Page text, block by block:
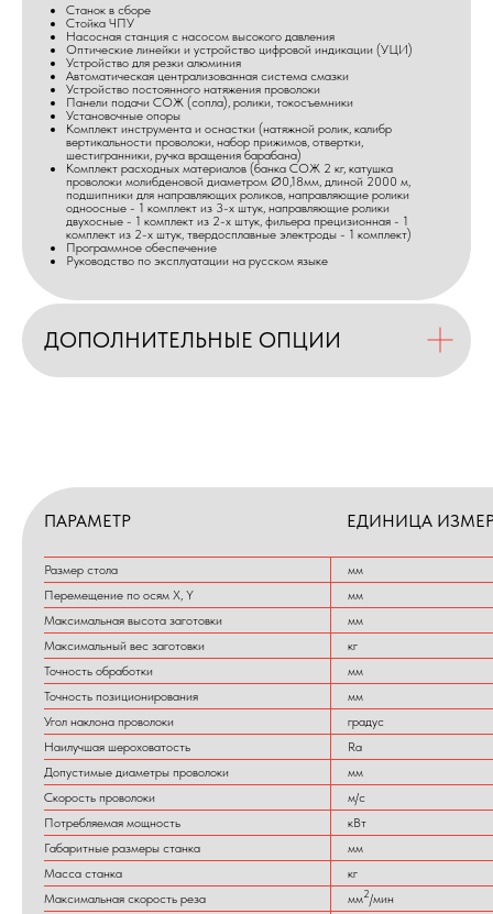
Станок в сборе
Стойка ЧПУ
Насосная станция с насосом высокого давления
Оптические линейки и устройство цифровой индикации (УЦИ)
Устройство для резки алюминия
Автоматическая централизованная система смазки
Устройство постоянного натяжения проволоки
Панели подачи СОЖ (сопла), ролики, токосъемники
Установочные опоры
Комплект инструмента и оснастки (натяжной ролик, калибр
вертикальности проволоки, набор прижимов, отвертки,
шестигранники, ручка вращения барабана)
Комплект расходных материалов (банка СОЖ 2 кг, катушка
проволоки молибденовой диаметром Ø0,18мм, длиной 2000 м,
подшипники для направляющих роликов, направляющие ролики
одноосные - 1 комплект из 3-х штук, направляющие ролики
двухосные - 1 комплект из 2-х штук, фильера прецизионная - 1
комплект из 2-х штук, твердосплавные электроды - 1 комплект)
Программное обеспечение
Руководство по эксплуатации на русском языке
ДОПОЛНИТЕЛЬНЫЕ ОПЦИИ
ПАРАМЕТР ЕДИНИЦА
Размер стола
мм
Перемещение по осям X, Y
мм
Максимальная высота заготовки
мм
Максимальный вес заготовки
кг
Точность обработки
мм
Точность позиционирования
мм
Угол наклона проволоки
градус
Наилучшая шероховатость
Ra
Допустимые диаметры проволоки
мм
Скорость проволоки
м/с
Потребляемая мощность
кВт
Габаритные размеры станка
мм
Масса станка
кг
Максимальная скорость реза
мм2/мин